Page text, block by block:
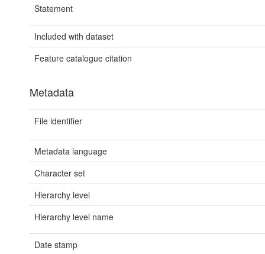
Statement
Included with dataset
Feature catalogue citation
Metadata
File identifier
Metadata language
Character set
Hierarchy level
Hierarchy level name
Date stamp